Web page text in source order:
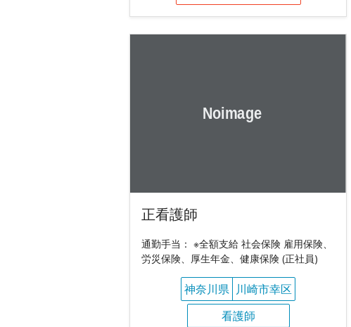
正看護師
通勤手当： ※全額支給 社会保険 雇用保険、
労災保険、厚生年金、健康保険 (正社員)
神奈川県 川崎市幸区
看護師